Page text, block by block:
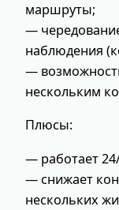
маршруты;
—
наблюдения
—
нескольким
Плюсы:
— работает
— снижает
нескольких